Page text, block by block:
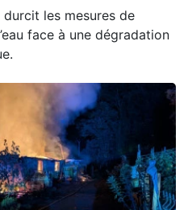
les mesures de
face à une dégradation